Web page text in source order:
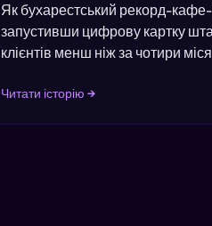
Як бухарестський рекорд-
запустивши цифрову картку
клієнтів менш ніж за чотири
Читати історію →